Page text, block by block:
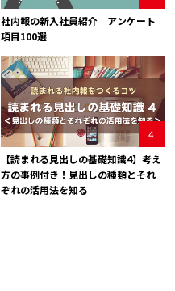
社内報の新入社員紹介 アンケート
項目100選
4
【読まれる見出しの基礎知識4】考え
方の事例付き！見出しの種類とそれ
ぞれの活用法を知る